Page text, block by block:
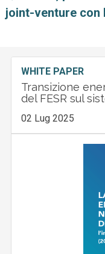
joint-venture con
WHITE PAPER
Transizione
del FESR sul
02 Lug 2025